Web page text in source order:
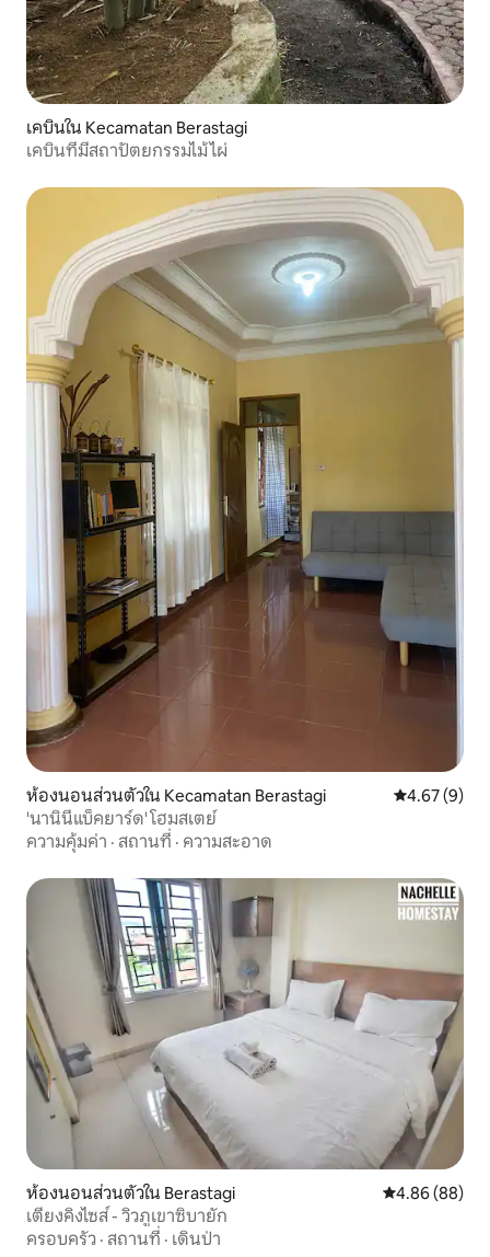
เคบินใน Kecamatan Berastagi
เคบินที่มีสถาปัตยกรรมไม้ไผ่
ห้องนอนส่วนตัวใน Kecamatan Berastagi คะแนนเฉลี่ย
4.67 (9)
'นานินีแบ็คยาร์ด' โฮมสเตย์
ความคุ้มค่า · สถานที่ · ความสะอาด
ห้องนอนส่วนตัวใน Berastagi คะแนนเฉลี่ย
4.86 (88)
เตียงคิงไซส์ - วิวภูเขาซิบายัก
ครอบครัว · สถานที่ · เดินป่า